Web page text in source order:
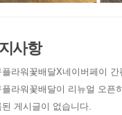
사항
플라워꽃배달X네이버페이 간
플라워꽃배달이 리뉴얼 오픈
된 게시글이 없습니다.